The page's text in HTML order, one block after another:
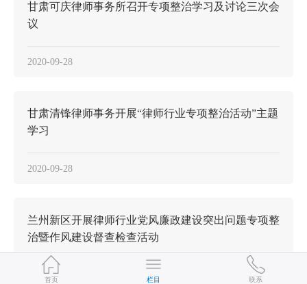
甘肃可庆律师事务所召开专项整治学习及讨论三次会
议
2020-09-28
甘肃清锋律师事务开展“律师行业专项整治活动”主题
学习
2020-09-28
兰州新区开展律师行业党风廉政建设突出问题专项整
治暨作风建设督查检查活动
2020-09-17
首页 栏目 联系